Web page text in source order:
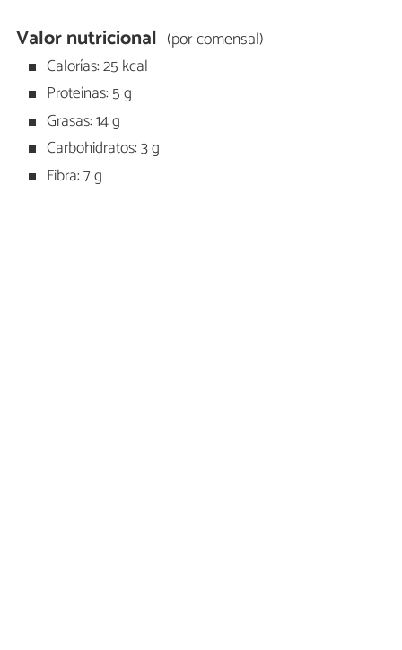
Valor nutricional (por comensal)
Calorías: 25 kcal
Proteínas: 5 g
Grasas: 14 g
Carbohidratos: 3 g
Fibra: 7 g